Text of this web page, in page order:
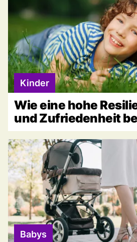
Kinder
Wie eine hohe
und Zufriedenheit
Babys